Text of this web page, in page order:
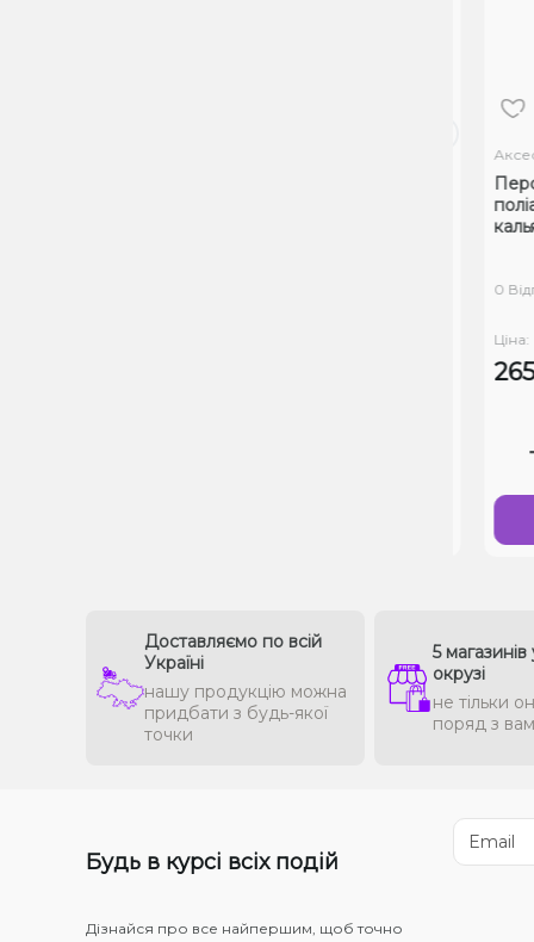
0
Ціна:
Доставляємо по всій
Україні
нашу продукцію можна
придбати з будь-якої
точки
5 магазинів
окрузі
не тільки
поряд з
Будь в курсі всіх подій
Дізнайся про все найпершим, щоб точно